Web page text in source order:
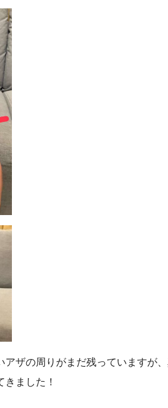
ザの周りがまだ残っていますが
ました！